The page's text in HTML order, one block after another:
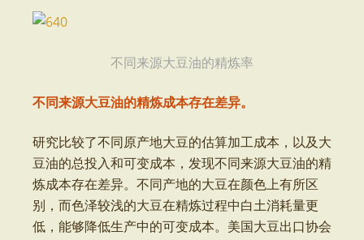
不同来源大豆油的精炼率
不同来源大豆油的精炼成本存在差异。
研究比较了不同原产地大豆的估算加工成本，以及大
豆油的总投入和可变成本，发现不同来源大豆油的精
炼成本存在差异。不同产地的大豆在颜色上有所区
别，而色泽较浅的大豆在精炼过程中白土消耗量更
低，能够降低生产中的可变成本。美国大豆出口协会